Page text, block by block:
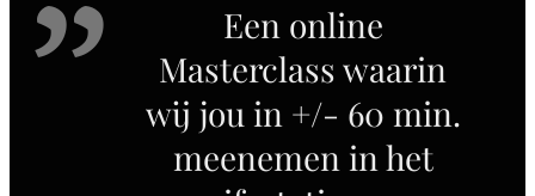
Een online
Masterclass waarin
wij jou in +/- 60 min.
meenemen in het